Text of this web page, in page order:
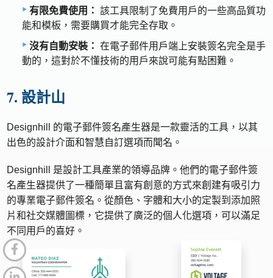
有限免費使用： 該工具限制了免費用戶的一些高品質功
能和模板，需要購買才能完全存取。
沒有自動安裝： 在電子郵件用戶端上安裝簽名完全是手
動的，這對於不懂技術的用戶來說可能有點困難。
7. 設計山
Designhill 的電子郵件簽名產生器是一款靈活的工具，以其
出色的設計介面和智慧自訂選項而聞名。
Designhill 是設計工具產業的領導品牌。他們的電子郵件簽
名產生器提供了一種簡單且富有創意的方式來創建有吸引力
的專業電子郵件簽名。從顏色、字體和大小的定製到添加照
片和社交媒體圖標，它提供了廣泛的個人化選項，可以滿足
不同用戶的喜好。